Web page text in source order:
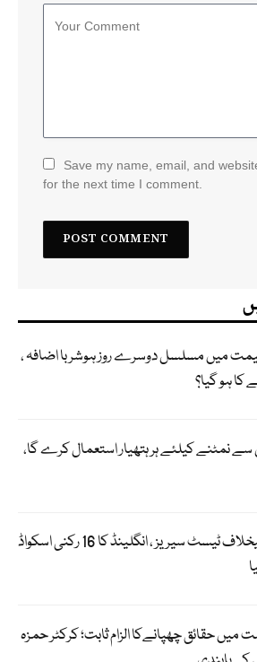
Save my name, email, and
for the next time I comment.
میں مسلسل دوسرے روز ہوشربا اضافہ ،
کا ہو گیا؟
سے نمٹنے کیلئے ہر ہتھیار استعمال کرے گا،
پاکستان کیخلاف ٹیسٹ سیریز ، انگلینڈ کا 16 رکنی اسکواڈ
میں حقائق چھپانےکا الزام ثابت؛ کرکٹر حمزہ